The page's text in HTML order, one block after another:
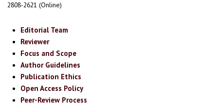
2808-2621 (Online)
Editorial Team
Reviewer
Focus and Scope
Author Guidelines
Publication Ethics
Open Access Policy
Peer-Review Process